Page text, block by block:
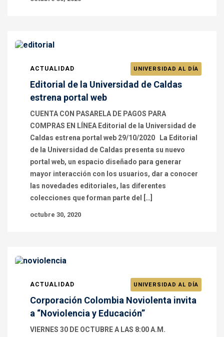
ACTUALIDAD UNIVERSIDAD AL DÍA
Editorial de la Universidad de Caldas
estrena portal web
CUENTA CON PASARELA DE PAGOS PARA
COMPRAS EN LÍNEA Editorial de la Universidad de
Caldas estrena portal web 29/10/2020 La Editorial
de la Universidad de Caldas presenta su nuevo
portal web, un espacio diseñado para generar
mayor interacción con los usuarios, dar a conocer
las novedades editoriales, las diferentes
colecciones que forman parte del […]
octubre 30, 2020
ACTUALIDAD UNIVERSIDAD AL DÍA
Corporación Colombia Noviolenta invita
a “Noviolencia y Educación”
VIERNES 30 DE OCTUBRE A LAS 8:00 A.M.